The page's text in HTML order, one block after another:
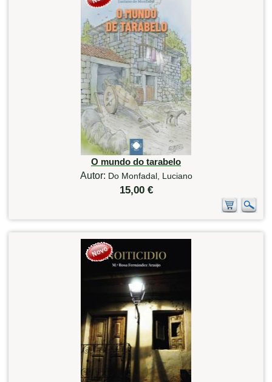
O mundo do tarabelo
Autor: Do Monfadal, Luciano
15,00 €